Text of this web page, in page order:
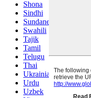
Shona
Sindhi
Sundanese
Swahili
Tajik
Tamil
Telugu
Thai
Ukrainian
Urdu
Uzbek